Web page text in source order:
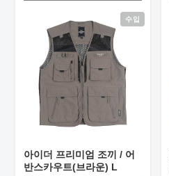
수입
아이더 프리미엄 조끼 / 어
반스카우트(브라운) L